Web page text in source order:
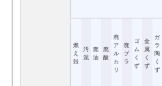
燃
え
殻
汚
泥
廃
油
廃
酸
廃
ア
ル
カ
リ
廃
プ
ラ
ゴ
ム
く
ず
金
属
く
ず
ガ
ラ
陶
く
ず